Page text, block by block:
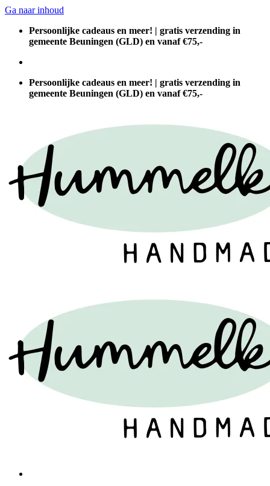
Ga naar inhoud
Persoonlijke cadeaus en meer! | gratis verzending in
gemeente Beuningen (GLD) en vanaf €75,-
Persoonlijke cadeaus en meer! | gratis verzending in
gemeente Beuningen (GLD) en vanaf €75,-